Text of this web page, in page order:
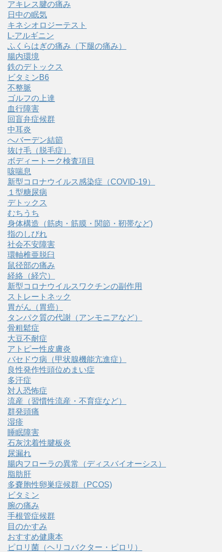
アキレス腱の痛み
日中の眠気
キネシオロジーテスト
L-アルギニン
ふくらはぎの痛み（下腿の痛み）
腸内環境
鉄のデトックス
ビタミンB6
不整脈
ゴルフの上達
血行障害
回盲弁症候群
中耳炎
へバーデン結節
抜け毛（脱毛症）
ボディートーク検査項目
咳喘息
新型コロナウイルス感染症（COVID‑19）
１型糖尿病
デトックス
むちうち
身体構造（筋肉・筋膜・関節・靭帯など)
指のしびれ
社会不安障害
環軸椎亜脱臼
鼠径部の痛み
経絡（経穴）
新型コロナウイルスワクチンの副作用
ストレートネック
胃がん（胃癌）
タンパク質の代謝（アンモニアなど）
骨粗鬆症
大豆不耐症
アトピー性皮膚炎
バセドウ病（甲状腺機能亢進症）
良性発作性頭位めまい症
多汗症
対人恐怖症
流産（習慣性流産・不育症など）
群発頭痛
湿疹
睡眠障害
石灰沈着性腱板炎
尿漏れ
腸内フローラの異常（ディスバイオーシス）
脂肪肝
多嚢胞性卵巣症候群（PCOS)
ビタミン
腕の痛み
手根管症候群
目のかすみ
おすすめ健康本
ピロリ菌（ヘリコバクター・ピロリ）